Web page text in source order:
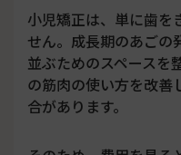
小児矯正は、単に歯を
せん。成長期のあごの
並ぶためのスペースを
の筋肉の使い方を改善
合があります。